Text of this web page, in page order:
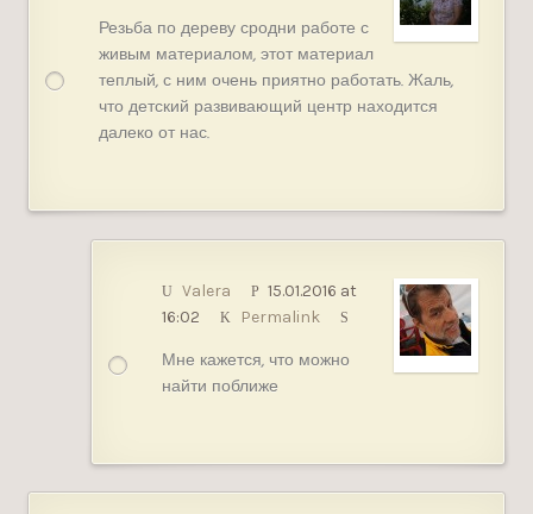
Резьба по дереву сродни работе с
живым материалом, этот материал
теплый, с ним очень приятно работать. Жаль,
что детский развивающий центр находится
далеко от нас.
Valera
15.01.2016 at
16:02
Permalink
Мне кажется, что можно
найти поближе